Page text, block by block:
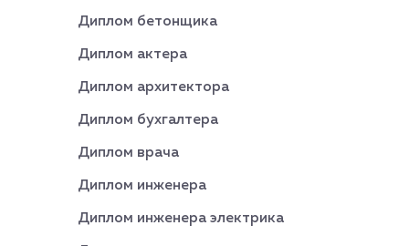
Диплом бетонщика
Диплом актера
Диплом архитектора
Диплом бухгалтера
Диплом врача
Диплом инженера
Диплом инженера электрика